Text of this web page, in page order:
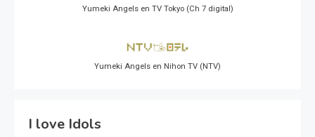
Yumeki Angels en TV Tokyo (Ch 7 digital)
Yumeki Angels en Nihon TV (NTV)
I love Idols